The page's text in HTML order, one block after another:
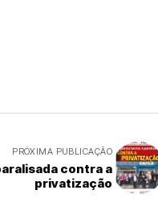
PRÓXIMA PUBLICAÇÃO
contra a
privatização